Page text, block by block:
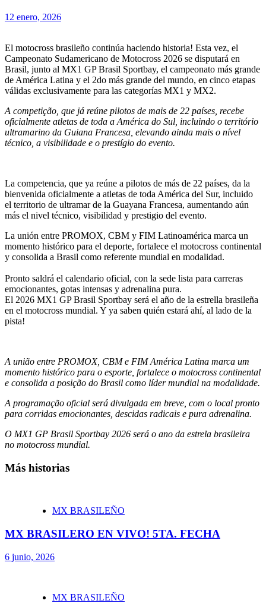
12 enero, 2026
El motocross brasileño continúa haciendo historia! Esta vez, el
Campeonato Sudamericano de Motocross 2026 se disputará en
Brasil, junto al MX1 GP Brasil Sportbay, el campeonato más grande
de América Latina y el 2do más grande del mundo, en cinco etapas
válidas exclusivamente para las categorías MX1 y MX2.
A competição, que já reúne pilotos de mais de 22 países, recebe
oficialmente atletas de toda a América do Sul, incluindo o território
ultramarino da Guiana Francesa, elevando ainda mais o nível
técnico, a visibilidade e o prestígio do evento.
La competencia, que ya reúne a pilotos de más de 22 países, da la
bienvenida oficialmente a atletas de toda América del Sur, incluido
el territorio de ultramar de la Guayana Francesa, aumentando aún
más el nivel técnico, visibilidad y prestigio del evento.
La unión entre PROMOX, CBM y FIM Latinoamérica marca un
momento histórico para el deporte, fortalece el motocross continental
y consolida a Brasil como referente mundial en modalidad.
Pronto saldrá el calendario oficial, con la sede lista para carreras
emocionantes, gotas intensas y adrenalina pura.
El 2026 MX1 GP Brasil Sportbay será el año de la estrella brasileña
en el motocross mundial. Y ya saben quién estará ahí, al lado de la
pista!
A união entre PROMOX, CBM e FIM América Latina marca um
momento histórico para o esporte, fortalece o motocross continental
e consolida a posição do Brasil como líder mundial na modalidade.
A programação oficial será divulgada em breve, com o local pronto
para corridas emocionantes, descidas radicais e pura adrenalina.
O MX1 GP Brasil Sportbay 2026 será o ano da estrela brasileira
no motocross mundial.
Más historias
MX BRASILEÑO
MX BRASILERO EN VIVO! 5TA. FECHA
6 junio, 2026
MX BRASILEÑO